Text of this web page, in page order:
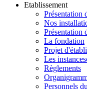
Etablissement
Présentation
Nos
Présentation
La fondation
Projet
Les instances
Règlements
Personnels